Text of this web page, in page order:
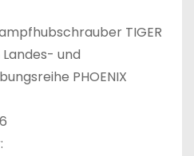
TIGER
und
PHOENIX